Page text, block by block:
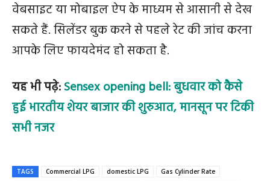
वेबसाइट या मोबाइल ऐप के माध्यम से आसानी से देख
सकते हैं. सिलेंडर बुक करने से पहले रेट की जांच करना
आपके लिए फायदेमंद हो सकता है.
यह भी पढ़े:Sensex opening bell: बुधवार को कैसे
हुई भारतीय शेयर बाजार की शुरुआत, मानसून पर टिकी
सभी नजर
TAGS Commercial LPG domestic LPG
Gas Cylinder Rate